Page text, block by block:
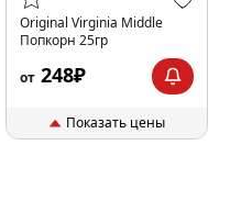
Original Virginia Middle
Попкорн 25гр
от 248₽
Показать цены